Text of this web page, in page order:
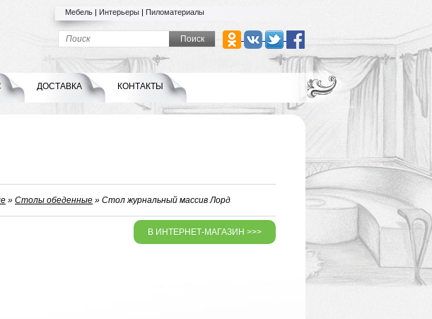
Мебель | Интерьеры | Пиломатериалы
ДОСТАВКА КОНТАКТЫ
» Столы обеденные » Стол журнальный массив Лорд
В ИНТЕРНЕТ-МАГАЗИН >>>